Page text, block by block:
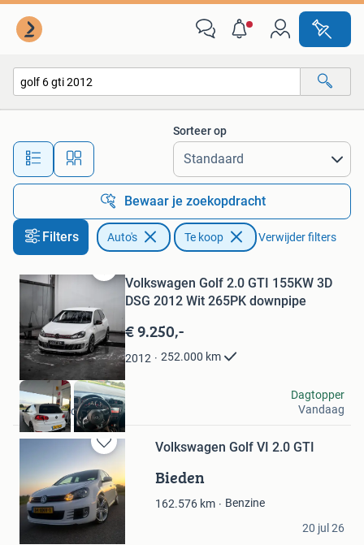
Alle afstanden…
Sorteer op
Bewaar je zoekopdracht
Filters Auto's Te koop Verwijder filters
Bewaren
Mijn
Favorieten
Volkswagen Golf 2.0 GTI 155KW 3D
DSG 2012 Wit 265PK downpipe
€ 9.250,-
2012 252.000 km
Frank
Emmeloord
Dagtopper
Vandaag
Bewaren
in
Mijn
Favorieten
Volkswagen Golf VI 2.0 GTI
Bieden
162.576 km
Benzine
J.visser
Ochten
20 jul 26